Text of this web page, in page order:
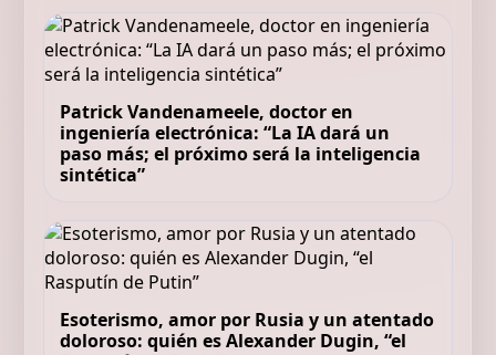
Patrick Vandenameele, doctor en
ingeniería electrónica: “La IA dará un
paso más; el próximo será la inteligencia
sintética”
Esoterismo, amor por Rusia y un atentado
doloroso: quién es Alexander Dugin, “el